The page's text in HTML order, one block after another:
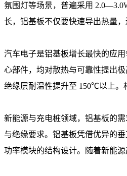
氛围灯等场景，普遍采用
长，铝基板不仅要快速导出热量
汽车电子是铝基板增长最快的应
心部件，均对散热与可靠性提出
绝缘层耐温性提升至 150℃以上。
新能源与充电桩领域，铝基板的
与绝缘要求。铝基板凭借优异的
功率模块的结构设计。随着新能